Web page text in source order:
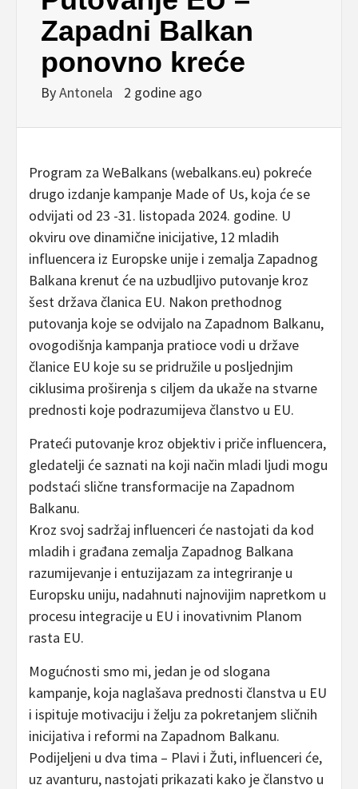
Zapadni Balkan
ponovno kreće
ByAntonela 2 godine ago
Program za WeBalkans (webalkans.eu) pokreće
drugo izdanje kampanje Made of Us, koja će se
odvijati od 23 -31. listopada 2024. godine. U
okviru ove dinamične inicijative, 12 mladih
influencera iz Europske unije i zemalja Zapadnog
Balkana krenut će na uzbudljivo putovanje kroz
šest država članica EU. Nakon prethodnog
putovanja koje se odvijalo na Zapadnom Balkanu,
ovogodišnja kampanja pratioce vodi u države
članice EU koje su se pridružile u posljednjim
ciklusima proširenja s ciljem da ukaže na stvarne
prednosti koje podrazumijeva članstvo u EU.
Prateći putovanje kroz objektiv i priče influencera,
gledatelji će saznati na koji način mladi ljudi mogu
podstaći slične transformacije na Zapadnom
Balkanu.
Kroz svoj sadržaj influenceri će nastojati da kod
mladih i građana zemalja Zapadnog Balkana
razumijevanje i entuzijazam za integriranje u
Europsku uniju, nadahnuti najnovijim napretkom u
procesu integracije u EU i inovativnim Planom
rasta EU.
Mogućnosti smo mi, jedan je od slogana
kampanje, koja naglašava prednosti članstva u EU
i ispituje motivaciju i želju za pokretanjem sličnih
inicijativa i reformi na Zapadnom Balkanu.
Podijeljeni u dva tima – Plavi i Žuti, influenceri će,
uz avanturu, nastojati prikazati kako je članstvo u